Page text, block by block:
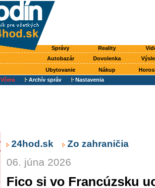
Správy Reality
Autobazár Dovolenka
Ubytovanie Nákup
Včera Archív správ Nastavenia
24hod.sk Zo zahraničia
06. júna 2026
Fico si vo Francúzsku